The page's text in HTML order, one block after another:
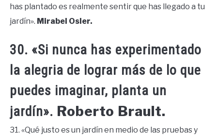
has plantado es realmente sentir que has llegado a tu
jardín». Mirabel Osler.
30. «Si nunca has experimentado
la alegria de lograr más de lo que
puedes imaginar, planta un
jardín». Roberto Brault.
31. «Qué justo es un jardín en medio de las pruebas y